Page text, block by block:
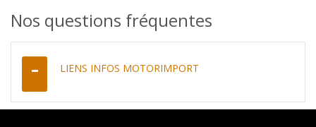
Nos questions fréquentes
LIENS INFOS MOTORIMPORT